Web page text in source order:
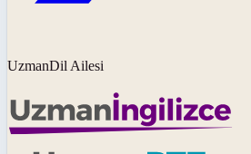
UzmanDil Ailesi